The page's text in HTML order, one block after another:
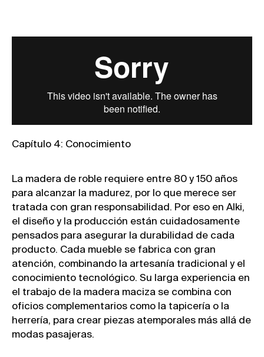
Capítulo 4: Conocimiento
La madera de roble requiere entre 80 y 150 años
para alcanzar la madurez, por lo que merece ser
tratada con gran responsabilidad. Por eso en Alki,
el diseño y la producción están cuidadosamente
pensados para asegurar la durabilidad de cada
producto. Cada mueble se fabrica con gran
atención, combinando la artesanía tradicional y el
conocimiento tecnológico. Su larga experiencia en
el trabajo de la madera maciza se combina con
oficios complementarios como la tapicería o la
herrería, para crear piezas atemporales más allá de
modas pasajeras.